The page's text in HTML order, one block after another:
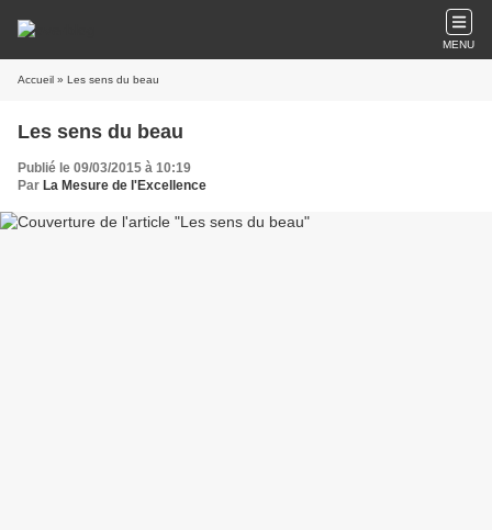
MENU
Accueil » Les sens du beau
Les sens du beau
Publié le 09/03/2015 à 10:19
Par La Mesure de l'Excellence